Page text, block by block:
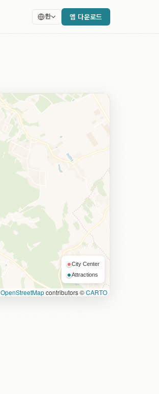
한 앱 다운로드
City Center
Attractions
OpenStreetMapcontributors ©CARTO